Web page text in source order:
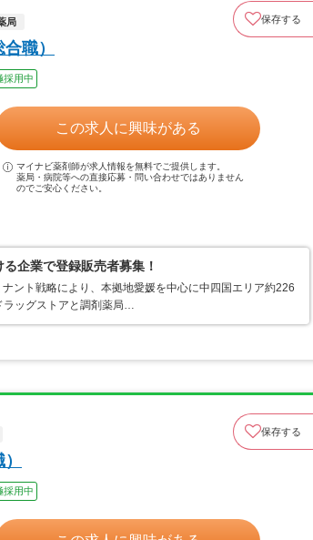
局 保存する
職）
採用中
この求人に興味がある
マイナビ薬剤師が求人情報を無料でご提供します。
薬局・病院等への直接応募・問い合わせではありません
のでご安心ください。
企業で登録販売者募集！
ント戦略により、本拠地愛媛を中心に中四国エリア約226
ラッグストアと調剤薬局…
保存する
採用中